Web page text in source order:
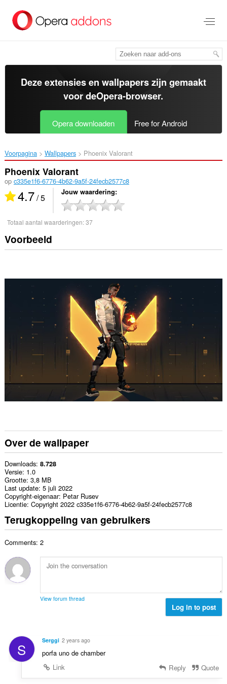
tekst
springen
Deze extensies en wallpapers zijn gemaakt
voor deOpera-browser.
Opera downloaden Free for Android
Voorpagina Wallpapers Phoenix Valorant‎
Phoenix Valorant
op c335e1f6-6776-4b62-9a5f-24fecb2577c8
4.7/ 5 Jouw waardering
Totaal aantal waarderingen:37
Voorbeeld
Over de wallpaper
Downloads 8.728
Versie 1.0
Grootte 3,8 MB
Last update 5 juli 2022
Copyright-eigenaar Petar Rusev
Licentie Copyright 2022 c335e1f6-6776-4b62-9a5f-24fecb2577c8
Terugkoppeling van gebruikers
Comments: 2
View forum thread
Log in to post
S Serggi 2 years ago
porfa uno de chamber
Link
Reply Quote